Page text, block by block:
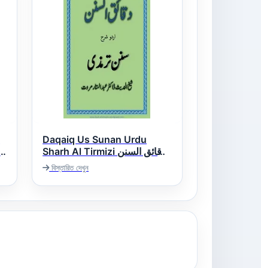
Daqaiq Us Sunan Urdu
Sharh Al Tirmizi دقائق السنن
اردو شرح سنن ترمذی
বিস্তারিত দেখুন